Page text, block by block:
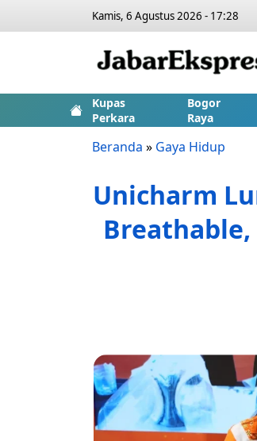
Kamis, 6 Agustus 2026 - 17:28
Kupas
Perkara
Bogor
Raya
Beranda » Gaya Hidup
Unicharm